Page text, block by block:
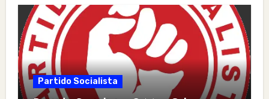
Partido Socialista